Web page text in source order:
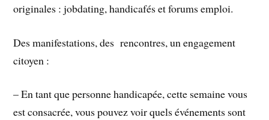
originales : jobdating, handicafés et forums emploi.
Des manifestations, des rencontres, un engagement
citoyen :
– En tant que personne handicapée, cette semaine vous
est consacrée, vous pouvez voir quels événements sont